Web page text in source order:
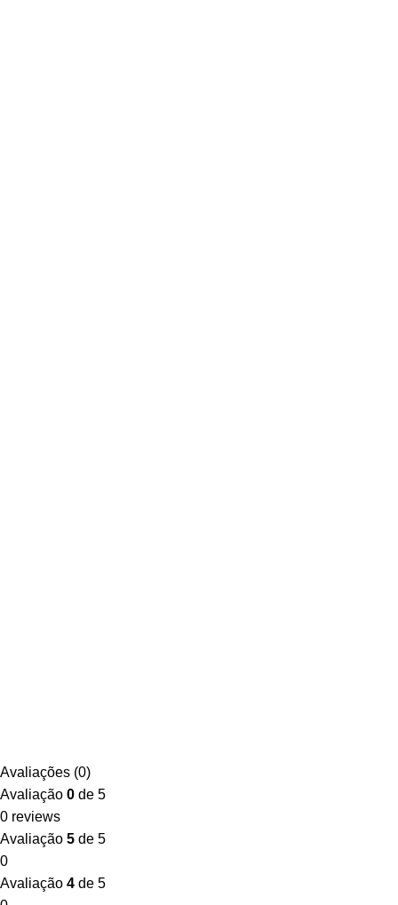
Avaliações (0)
Avaliação 0 de 5
0 reviews
Avaliação 5 de 5
0
Avaliação 4 de 5